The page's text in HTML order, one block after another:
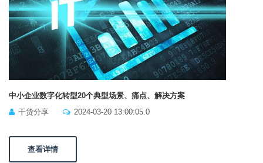
中小企业数字化转型20个典型场景、痛点、解决方案
干货分享
2024-03-20 13:00:05.0
查看详情